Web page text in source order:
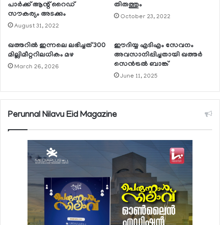
പാര്‍ക്ക് ആന്റ് റൈഡ്
സൗകര്യം അടക്കും
August 31, 2022
തിരുത്തും
October 23, 2022
ഖത്തറില്‍ ഇന്നലെ ലഭിച്ചത് 300
മില്ലിമീറ്ററിലധികം മഴ
March 26, 2026
ഈദിയ്യ എടിഎം സേവനം
അവസാനിപ്പിച്ചതായി ഖത്തര്‍
സെന്‍ട്രല്‍ ബാങ്ക്
June 11, 2025
Perunnal Nilavu Eid Magazine